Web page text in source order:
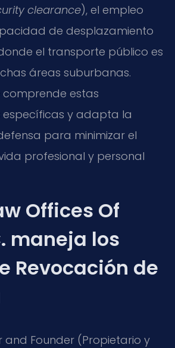
clearance), el empleo
de desplazamiento
el transporte público es
áreas suburbanas.
estas
específicas y adapta la
para minimizar el
profesional y personal
Offices Of
maneja los
Revocación de
and Founder (Propietario y